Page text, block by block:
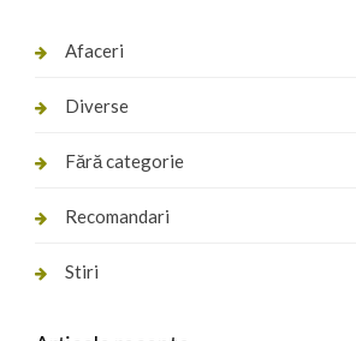
Afaceri
Diverse
Fără categorie
Recomandari
Stiri